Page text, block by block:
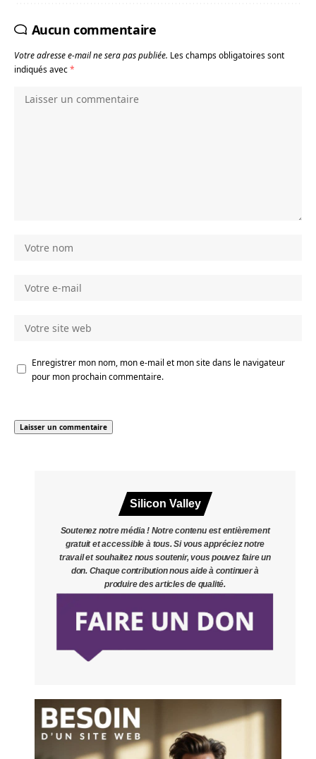
Aucun commentaire
Votre adresse e-mail ne sera pas publiée. Les champs obligatoires sont
indiqués avec*
Enregistrer mon nom, mon e-mail et mon site dans le navigateur
pour mon prochain commentaire.
Silicon Valley
Soutenez notre média ! Notre contenu est entièrement
gratuit et accessible à tous. Si vous appréciez notre
travail et souhaitez nous soutenir, vous pouvez faire un
don. Chaque contribution nous aide à continuer à
produire des articles de qualité.